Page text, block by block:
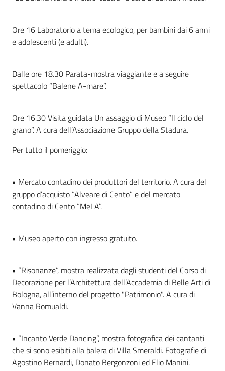
Ore 16 Laboratorio a tema ecologico, per bambini dai 6 anni
e adolescenti (e adulti).
Dalle ore 18.30 Parata-mostra viaggiante e a seguire
spettacolo “Balene A-mare”.
Ore 16.30 Visita guidata Un assaggio di Museo “Il ciclo del
grano”. A cura dell’Associazione Gruppo della Stadura.
Per tutto il pomeriggio:
• Mercato contadino dei produttori del territorio. A cura del
gruppo d’acquisto “Alveare di Cento” e del mercato
contadino di Cento “MeLA”.
• Museo aperto con ingresso gratuito.
• “Risonanze”, mostra realizzata dagli studenti del Corso di
Decorazione per l’Architettura dell’Accademia di Belle Arti di
Bologna, all’interno del progetto "Patrimonio". A cura di
Vanna Romualdi.
• “Incanto Verde Dancing”, mostra fotografica dei cantanti
che si sono esibiti alla balera di Villa Smeraldi. Fotografie di
Agostino Bernardi, Donato Bergonzoni ed Elio Manini.